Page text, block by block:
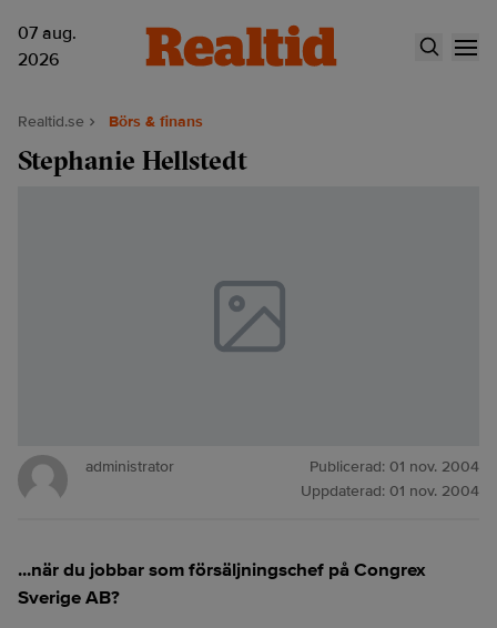
07 aug.
2026
Realtid.se Börs & finans
Stephanie Hellstedt
administrator Publicerad: 01 nov. 2004
Uppdaterad: 01 nov. 2004
...när du jobbar som försäljningschef på Congrex
Sverige AB?